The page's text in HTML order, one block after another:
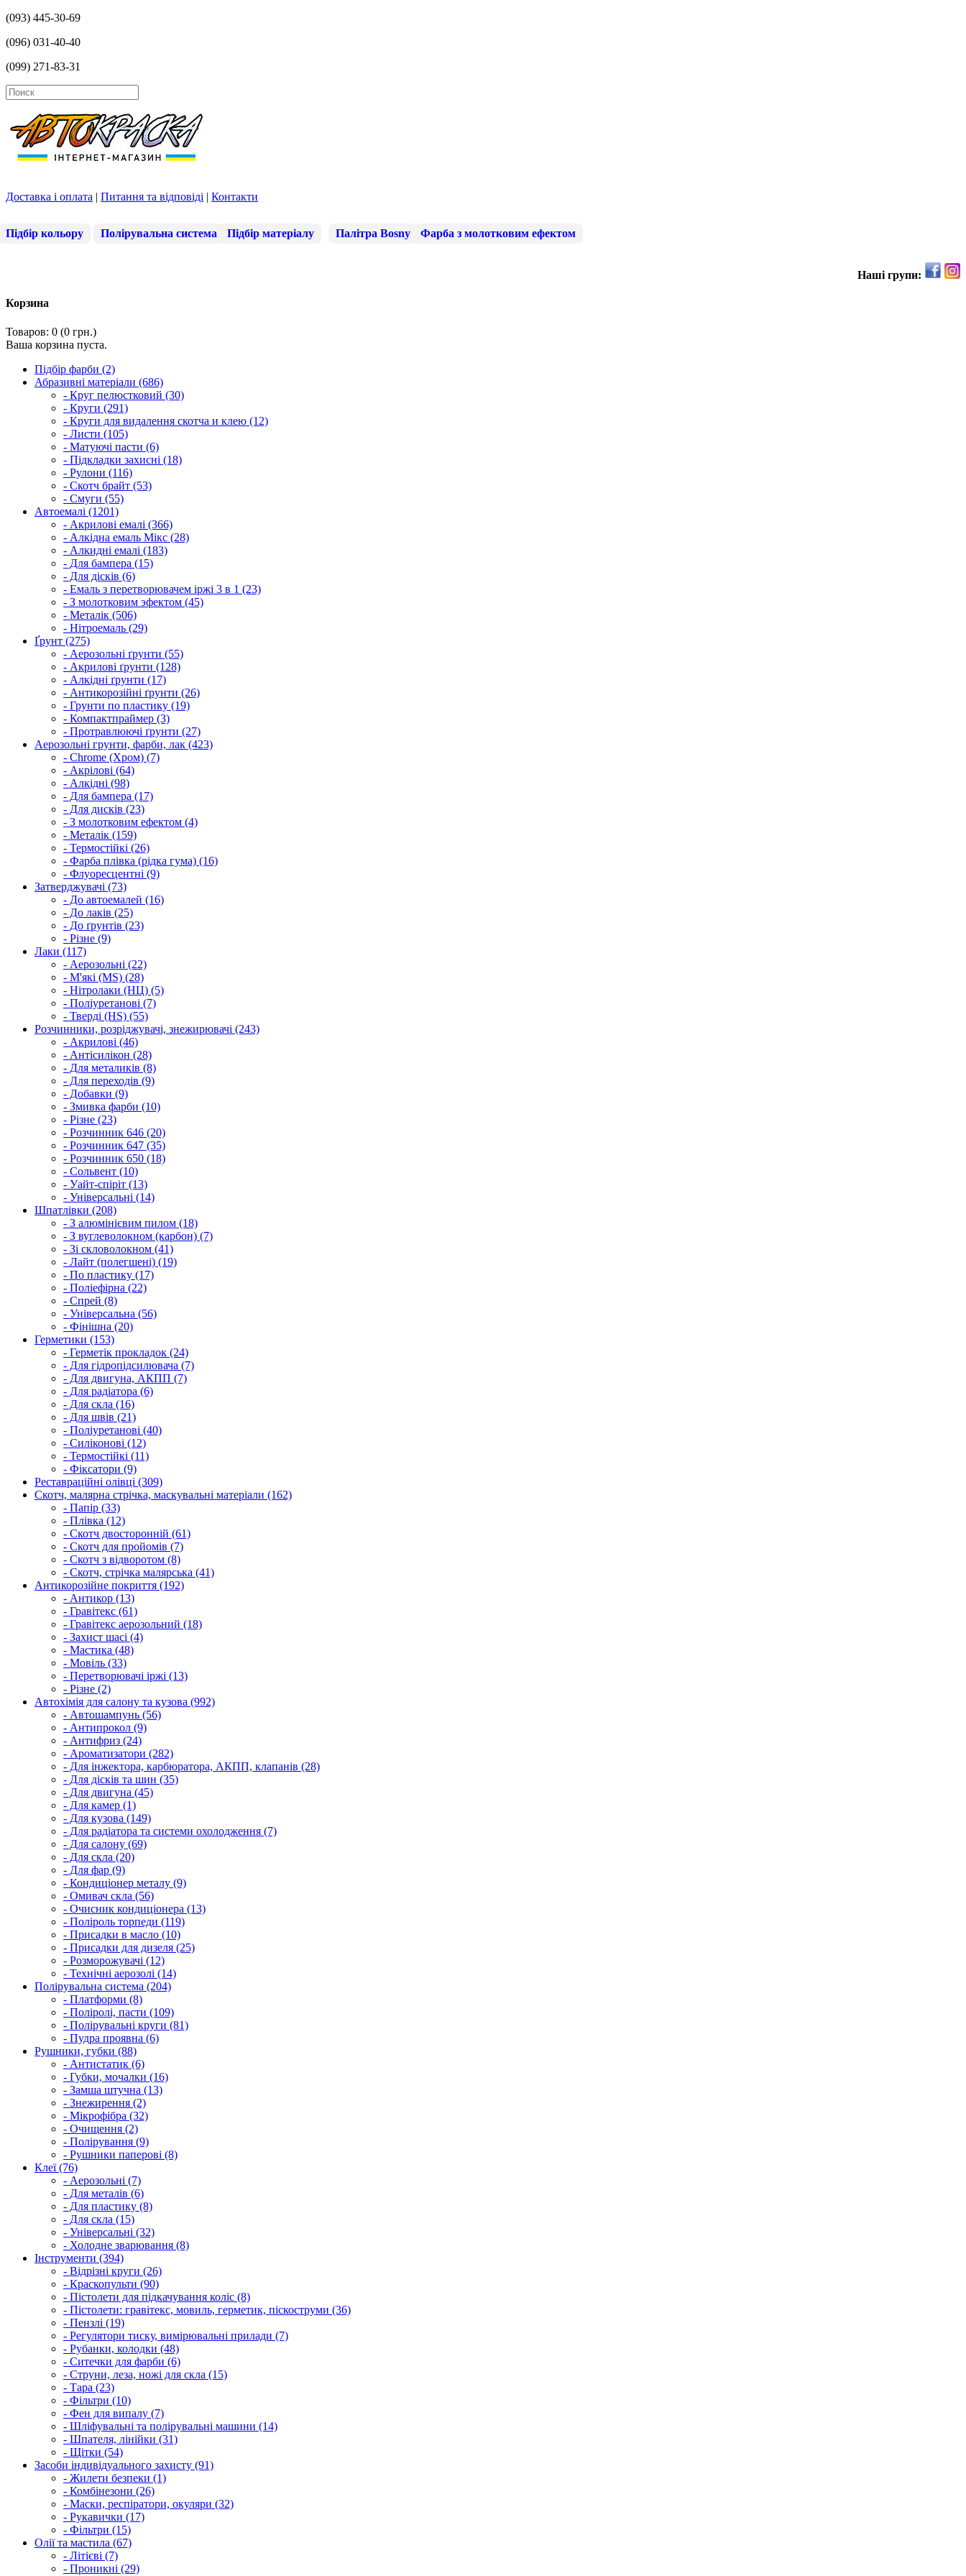
(093) 445-30-69
(096) 031-40-40
(099) 271-83-31
Доставка і оплата | Питання та відповіді | Контакти
Підбір кольору Полірувальна система Підбір матеріалу Палітра Bosny Фарба з молотковим ефектом
Наші групи:
Корзина
Товаров: 0 (0 грн.)
Ваша корзина пуста.
Підбір фарби (2)
Абразивні матеріали (686)
- Круг пелюстковий (30)
- Круги (291)
- Круги для видалення скотча и клею (12)
- Листи (105)
- Матуючі пасти (6)
- Підкладки захисні (18)
- Рулони (116)
- Скотч брайт (53)
- Смуги (55)
Автоемалі (1201)
- Акрилові емалі (366)
- Алкідна емаль Мікс (28)
- Алкидні емалі (183)
- Для бампера (15)
- Для дісків (6)
- Емаль з перетворювачем іржі 3 в 1 (23)
- З молотковим эфектом (45)
- Металік (506)
- Нітроемаль (29)
Ґрунт (275)
- Аерозольні ґрунти (55)
- Акрилові ґрунти (128)
- Алкідні ґрунти (17)
- Антикорозійні ґрунти (26)
- Грунти по пластику (19)
- Компактпраймер (3)
- Протравлюючі ґрунти (27)
Аерозольні грунти, фарби, лак (423)
- Chrome (Хром) (7)
- Акрілові (64)
- Алкідні (98)
- Для бампера (17)
- Для дисків (23)
- З молотковим ефектом (4)
- Металік (159)
- Термостійкі (26)
- Фарба плівка (рідка гума) (16)
- Флуоресцентні (9)
Затверджувачі (73)
- До автоемалей (16)
- До лаків (25)
- До ґрунтів (23)
- Різне (9)
Лаки (117)
- Аерозольні (22)
- М'які (MS) (28)
- Нітролаки (НЦ) (5)
- Поліуретанові (7)
- Тверді (HS) (55)
Розчинники, розріджувачі, знежирювачі (243)
- Акрилові (46)
- Антісилікон (28)
- Для металиків (8)
- Для переходів (9)
- Добавки (9)
- Змивка фарби (10)
- Різне (23)
- Розчинник 646 (20)
- Розчинник 647 (35)
- Розчинник 650 (18)
- Сольвент (10)
- Уайт-спіріт (13)
- Універсальні (14)
Шпатлівки (208)
- З алюмінієвим пилом (18)
- З вуглеволокном (карбон) (7)
- Зі скловолокном (41)
- Лайт (полегшені) (19)
- По пластику (17)
- Поліефірна (22)
- Спрей (8)
- Універсальна (56)
- Фінішна (20)
Герметики (153)
- Герметік прокладок (24)
- Для гідропідсилювача (7)
- Для двигуна, АКПП (7)
- Для радіатора (6)
- Для скла (16)
- Для швів (21)
- Поліуретанові (40)
- Силіконові (12)
- Термостійкі (11)
- Фіксатори (9)
Реставраційні олівці (309)
Скотч, малярна стрічка, маскувальні матеріали (162)
- Папір (33)
- Плівка (12)
- Скотч двосторонній (61)
- Скотч для пройомів (7)
- Скотч з відворотом (8)
- Скотч, стрічка малярська (41)
Антикорозійне покриття (192)
- Антикор (13)
- Гравітекс (61)
- Гравітекс аерозольний (18)
- Захист шасі (4)
- Мастика (48)
- Мовіль (33)
- Перетворювачі іржі (13)
- Різне (2)
Автохімія для салону та кузова (992)
- Автошампунь (56)
- Антипрокол (9)
- Антифриз (24)
- Ароматизатори (282)
- Для інжектора, карбюратора, АКПП, клапанів (28)
- Для дісків та шин (35)
- Для двигуна (45)
- Для камер (1)
- Для кузова (149)
- Для радіатора та системи охолодження (7)
- Для салону (69)
- Для скла (20)
- Для фар (9)
- Кондиціонер металу (9)
- Омивач скла (56)
- Очисник кондиціонера (13)
- Поліроль торпеди (119)
- Присадки в масло (10)
- Присадки для дизеля (25)
- Розморожувачі (12)
- Технічні аерозолі (14)
Полірувальна система (204)
- Платформи (8)
- Поліролі, пасти (109)
- Полірувальні круги (81)
- Пудра проявна (6)
Рушники, губки (88)
- Антистатик (6)
- Губки, мочалки (16)
- Замша штучна (13)
- Знежирення (2)
- Мікрофібра (32)
- Очищення (2)
- Полірування (9)
- Рушники паперові (8)
Клеї (76)
- Аерозольні (7)
- Для металів (6)
- Для пластику (8)
- Для скла (15)
- Універсальні (32)
- Холодне зварювання (8)
Інструменти (394)
- Відрізні круги (26)
- Краскопульти (90)
- Пістолети для підкачування коліс (8)
- Пістолети: гравітекс, мовиль, герметик, піскоструми (36)
- Пензлі (19)
- Регулятори тиску, вимірювальні прилади (7)
- Рубанки, колодки (48)
- Ситечки для фарби (6)
- Струни, леза, ножі для скла (15)
- Тара (23)
- Фільтри (10)
- Фен для випалу (7)
- Шліфувальні та полірувальні машини (14)
- Шпателя, лінійки (31)
- Щітки (54)
Засоби індивідуального захисту (91)
- Жилети безпеки (1)
- Комбінезони (26)
- Маски, респіратори, окуляри (32)
- Рукавички (17)
- Фільтри (15)
Олії та мастила (67)
- Літієві (7)
- Проникні (29)